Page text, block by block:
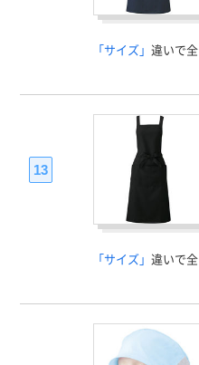
「サイズ」 違いで全
13
「サイズ」 違いで全